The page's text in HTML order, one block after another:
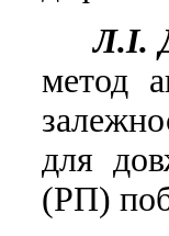
Л.I.
метод
для
(РП)